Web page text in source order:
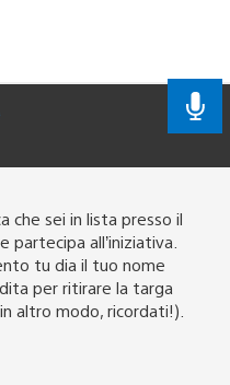
che sei in lista presso il
all’iniziativa.
tu dia il tuo nome
per ritirare la targa
altro modo, ricordati!).